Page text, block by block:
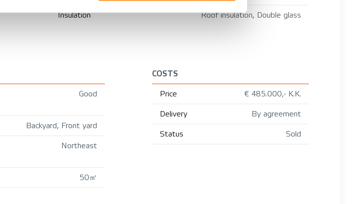
Insulation Roof insulation, Double glass
Good
Backyard, Front yard
Northeast
50㎡
COSTS
Price € 485.000,- K.K.
Delivery By agreement
Status Sold